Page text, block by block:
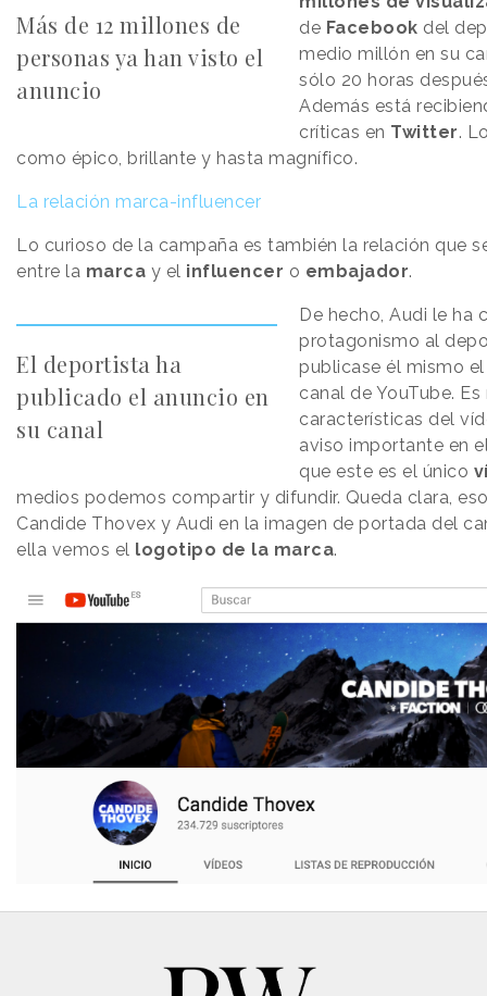
Más de 12 millones de
personas ya han visto el
anuncio
de Facebook del
medio millón en su
sólo 20 horas
Además está
críticas en Twitter.
como épico, brillante y hasta magnífico.
La relación marca-influencer
Lo curioso de la campaña es también la relación que
entre la marca y el influencer o embajador.
El deportista ha
publicado el anuncio en
su canal
De hecho, Audi le ha
protagonismo al
publicase él mismo
canal de YouTube. Es
características del
aviso importante en
que este es el único
medios podemos compartir y difundir. Queda clara,
Candide Thovex y Audi en la imagen de portada del
ella vemos el logotipo de la marca.